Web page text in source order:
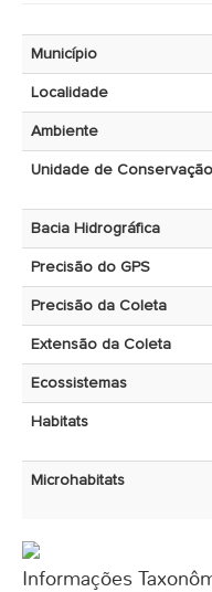
Município
Localidade
Ambiente
Unidade de Conservação
Bacia Hidrográfica
Precisão do GPS
Precisão da Coleta
Extensão da Coleta
Ecossistemas
Habitats
Microhabitats
Informações